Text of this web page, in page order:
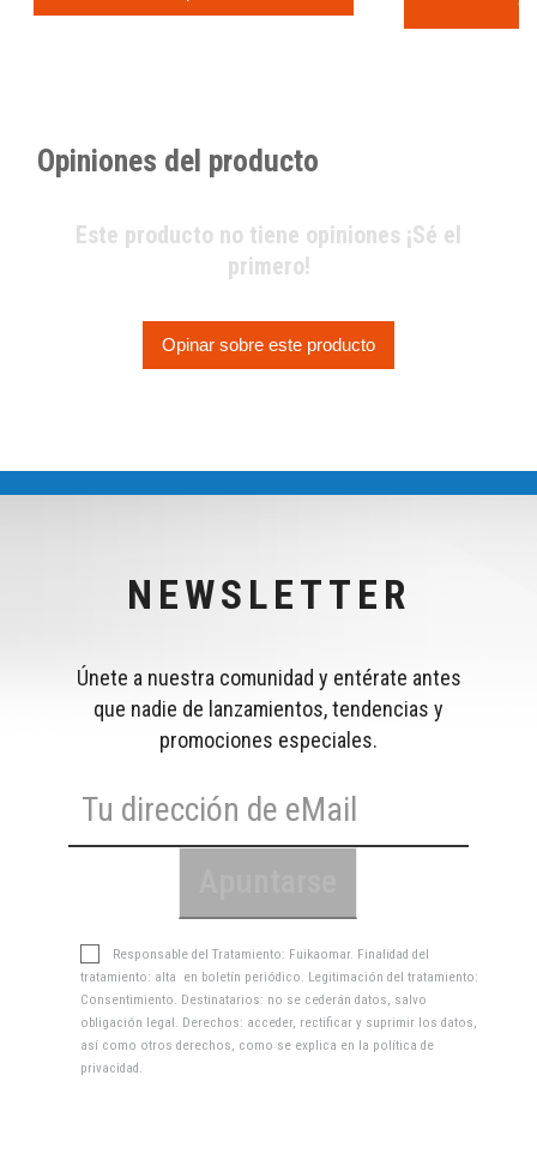
Opiniones del producto
Este producto no tiene opiniones ¡Sé el
primero!
Opinar sobre este producto
NEWSLETTER
Únete a nuestra comunidad y entérate antes
que nadie de lanzamientos, tendencias y
promociones especiales.
Responsable del Tratamiento: Fuikaomar. Finalidad del
tratamiento: alta en boletín periódico. Legitimación del tratamiento:
Consentimiento. Destinatarios: no se cederán datos, salvo
obligación legal. Derechos: acceder, rectificar y suprimir los datos,
así como otros derechos, como se explica en la política de
privacidad